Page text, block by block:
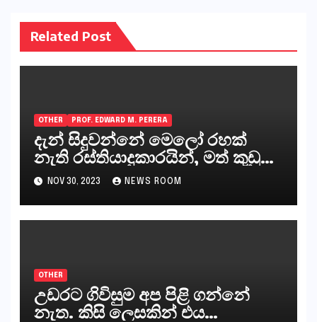
Related Post
OTHER PROF. EDWARD M. PERERA
දැන් සිදුවන්නේ මෙලෝ රහක්
නැති රස්තියාදුකාරයින්, මත් කුඩු
ගෙන්වන්නන් සහ අලෙවි
කරන්නන්,කැලෑපාළුවන්, මහජන
නියෝජිතයින්
NOV 30, 2023 NEWS ROOM
OTHER
උඩරට ගිවිසුම අප පිළි ගන්නේ
නැත. කිසි ලෙසකින් එය